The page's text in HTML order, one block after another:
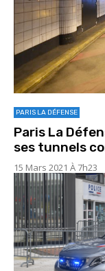
PARIS LA DÉFENSE
Paris La
ses tunnels
15 Mars 2021 À 7h23